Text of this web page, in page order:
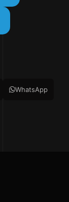
WhatsApp